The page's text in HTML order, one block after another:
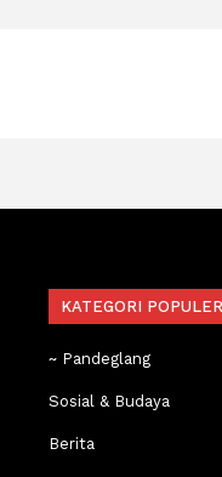
KATEGORI POPULER
~ Pandeglang
Sosial & Budaya
Berita